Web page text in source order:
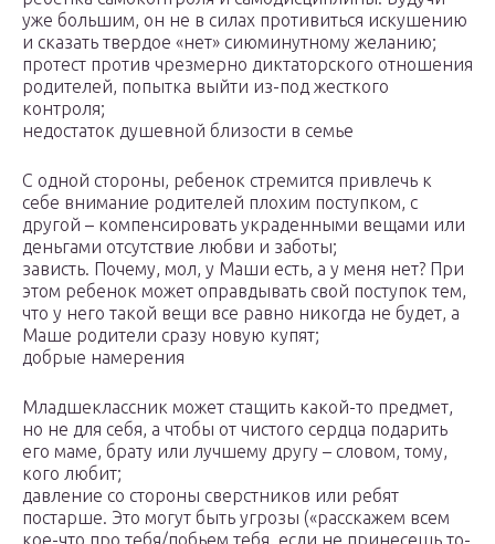
уже большим, он не в силах противиться искушению
и сказать твердое «нет» сиюминутному желанию;
протест против чрезмерно диктаторского отношения
родителей, попытка выйти из-под жесткого
контроля;
недостаток душевной близости в семье
С одной стороны, ребенок стремится привлечь к
себе внимание родителей плохим поступком, с
другой – компенсировать украденными вещами или
деньгами отсутствие любви и заботы;
зависть. Почему, мол, у Маши есть, а у меня нет? При
этом ребенок может оправдывать свой поступок тем,
что у него такой вещи все равно никогда не будет, а
Маше родители сразу новую купят;
добрые намерения
Младшеклассник может стащить какой-то предмет,
но не для себя, а чтобы от чистого сердца подарить
его маме, брату или лучшему другу – словом, тому,
кого любит;
давление со стороны сверстников или ребят
постарше. Это могут быть угрозы («расскажем всем
кое-что про тебя/побьем тебя, если не принесешь то-